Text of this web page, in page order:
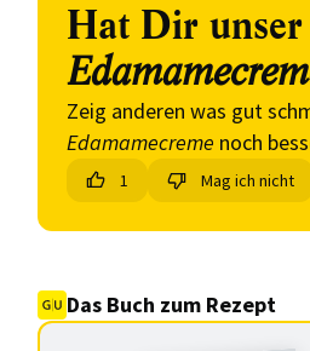
Hat Dir unser
Zeig anderen was gut
Edamamecreme noch
1 Mag ich nicht
Das Buch zum Rezept